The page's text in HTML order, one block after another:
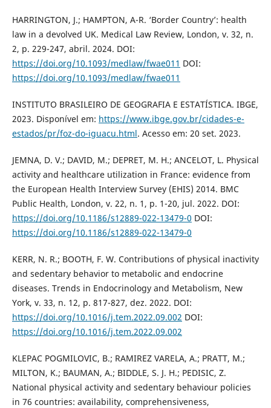
HARRINGTON, J.; HAMPTON, A-R. ‘Border Country’: health
law in a devolved UK. Medical Law Review, London, v. 32, n.
2, p. 229-247, abril. 2024. DOI:
https://doi.org/10.1093/medlaw/fwae011 DOI:
https://doi.org/10.1093/medlaw/fwae011
INSTITUTO BRASILEIRO DE GEOGRAFIA E ESTATÍSTICA. IBGE,
2023. Disponível em: https://www.ibge.gov.br/cidades-e-
estados/pr/foz-do-iguacu.html. Acesso em: 20 set. 2023.
JEMNA, D. V.; DAVID, M.; DEPRET, M. H.; ANCELOT, L. Physical
activity and healthcare utilization in France: evidence from
the European Health Interview Survey (EHIS) 2014. BMC
Public Health, London, v. 22, n. 1, p. 1-20, jul. 2022. DOI:
https://doi.org/10.1186/s12889-022-13479-0 DOI:
https://doi.org/10.1186/s12889-022-13479-0
KERR, N. R.; BOOTH, F. W. Contributions of physical inactivity
and sedentary behavior to metabolic and endocrine
diseases. Trends in Endocrinology and Metabolism, New
York, v. 33, n. 12, p. 817-827, dez. 2022. DOI:
https://doi.org/10.1016/j.tem.2022.09.002 DOI:
https://doi.org/10.1016/j.tem.2022.09.002
KLEPAC POGMILOVIC, B.; RAMIREZ VARELA, A.; PRATT, M.;
MILTON, K.; BAUMAN, A.; BIDDLE, S. J. H.; PEDISIC, Z.
National physical activity and sedentary behaviour policies
in 76 countries: availability, comprehensiveness,